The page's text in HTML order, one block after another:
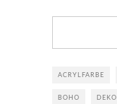
ACRYLFARBE
BOHO DEKO